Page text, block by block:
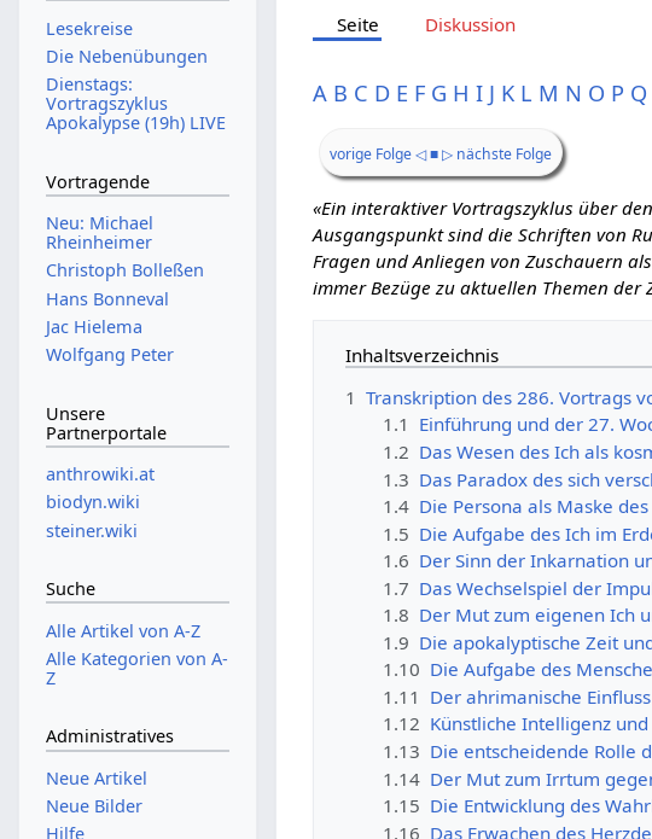
Seite Diskussion
A B C D E F G H I J K L M N O P Q
vorige Folge ◁■▷ nächste Folge
«Ein interaktiver Vortragszyklus über
Ausgangspunkt sind die Schriften von
Fragen und Anliegen von Zuschauern
immer Bezüge zu aktuellen Themen der
Inhaltsverzeichnis
1 Transkription des 286. Vortrags
1.1 Einführung und der 27.
1.2 Das Wesen des Ich als
1.3 Das Paradox des sich
1.4 Die Persona als Maske
1.5 Die Aufgabe des Ich im
1.6 Der Sinn der Inkarnation
1.7 Das Wechselspiel der
1.8 Der Mut zum eigenen Ich
1.9 Die apokalyptische Zeit
1.10 Die Aufgabe des
1.11 Der ahrimanische
1.12 Künstliche Intelligenz
1.13 Die entscheidende Rolle
1.14 Der Mut zum Irrtum
1.15 Die Entwicklung des
1.16 Das Erwachen des
Lesekreise
Die Nebenübungen
Dienstags:
Vortragszyklus
Apokalypse (19h) LIVE
Vortragende
Neu: Michael
Rheinheimer
Christoph Bolleßen
Hans Bonneval
Jac Hielema
Wolfgang Peter
Unsere
Partnerportale
anthrowiki.at
biodyn.wiki
steiner.wiki
Suche
Alle Artikel von A-Z
Alle Kategorien von A-
Z
Administratives
Neue Artikel
Neue Bilder
Hilfe